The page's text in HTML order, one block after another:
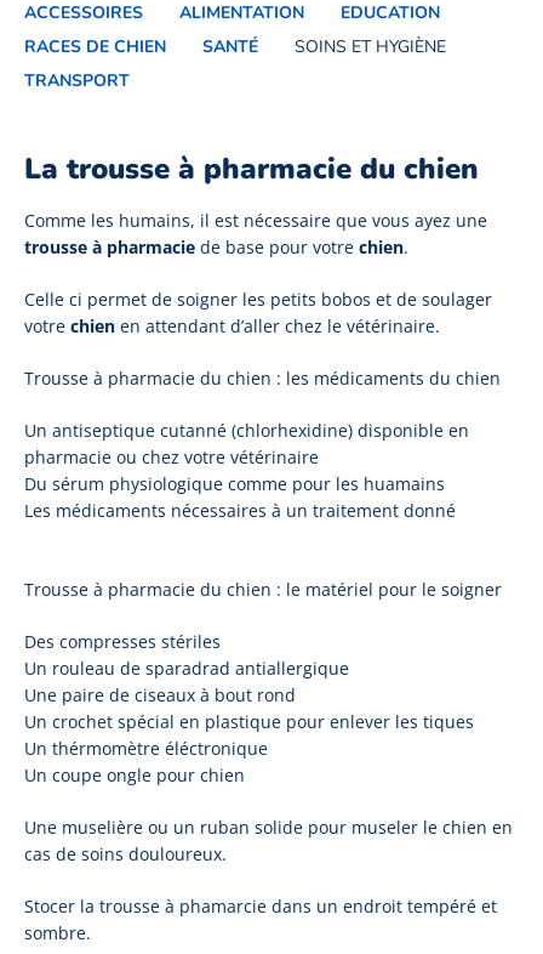
ACCESSOIRES ALIMENTATION
EDUCATION
RACES DE CHIEN
SANTÉ
SOINS ET HYGIÈNE
TRANSPORT
La trousse à pharmacie du chien
Comme les humains, il est nécessaire que vous ayez une
trousse à pharmacie de base pour votre chien.
Celle ci permet de soigner les petits bobos et de soulager
votre chien en attendant d’aller chez le vétérinaire.
Trousse à pharmacie du chien : les médicaments du chien
Un antiseptique cutanné (chlorhexidine) disponible en
pharmacie ou chez votre vétérinaire
Du sérum physiologique comme pour les huamains
Les médicaments nécessaires à un traitement donné
Trousse à pharmacie du chien : le matériel pour le soigner
Des compresses stériles
Un rouleau de sparadrad antiallergique
Une paire de ciseaux à bout rond
Un crochet spécial en plastique pour enlever les tiques
Un thérmomètre éléctronique
Un coupe ongle pour chien
Une muselière ou un ruban solide pour museler le chien en
cas de soins douloureux.
Stocer la trousse à phamarcie dans un endroit tempéré et
sombre.